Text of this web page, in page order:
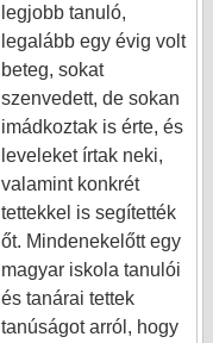
legjobb tanuló,
legalább egy évig volt
beteg, sokat
szenvedett, de sokan
imádkoztak is érte, és
leveleket írtak neki,
valamint konkrét
tettekkel is segítették
őt. Mindenekelőtt egy
magyar iskola tanulói
és tanárai tettek
tanúságot arról, hogy